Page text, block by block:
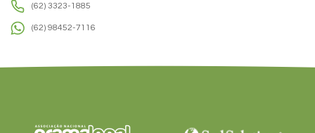
(62) 3323-1885
(62) 98452-7116